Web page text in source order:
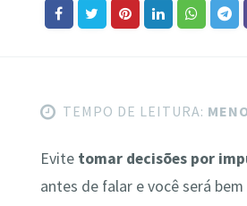
TEMPO DE LEITURA:
Evite tomar decisões por
antes de falar e você será